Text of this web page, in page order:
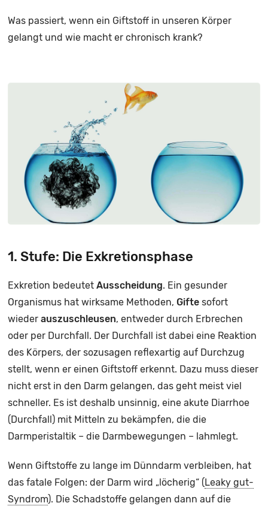
Was passiert, wenn ein Giftstoff in unseren Körper
gelangt und wie macht er chronisch krank?
1. Stufe: Die Exkretionsphase
Exkretion bedeutet Ausscheidung. Ein gesunder
Organismus hat wirksame Methoden, Gifte sofort
wieder auszuschleusen, entweder durch Erbrechen
oder per Durchfall. Der Durchfall ist dabei eine Reaktion
des Körpers, der sozusagen reflexartig auf Durchzug
stellt, wenn er einen Giftstoff erkennt. Dazu muss dieser
nicht erst in den Darm gelangen, das geht meist viel
schneller. Es ist deshalb unsinnig, eine akute Diarrhoe
(Durchfall) mit Mitteln zu bekämpfen, die die
Darmperistaltik – die Darmbewegungen – lahmlegt.
Wenn Giftstoffe zu lange im Dünndarm verbleiben, hat
das fatale Folgen: der Darm wird „löcherig“ (Leaky gut-
Syndrom). Die Schadstoffe gelangen dann auf die